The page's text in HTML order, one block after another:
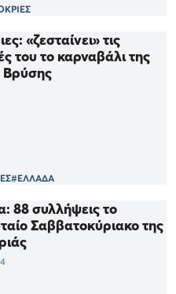
«ζεσταίνει» τις
του το καρναβάλι της
#ΕΛΛΑΔΑ
88 συλλήψεις το
Σαββατοκύριακο της